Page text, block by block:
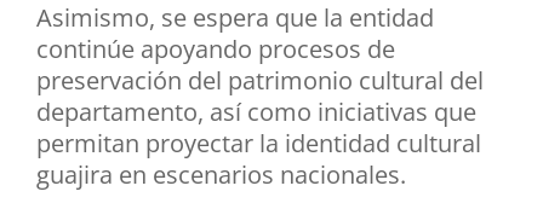
Asimismo, se espera que la entidad
continúe apoyando procesos de
preservación del patrimonio cultural del
departamento, así como iniciativas que
permitan proyectar la identidad cultural
guajira en escenarios nacionales.